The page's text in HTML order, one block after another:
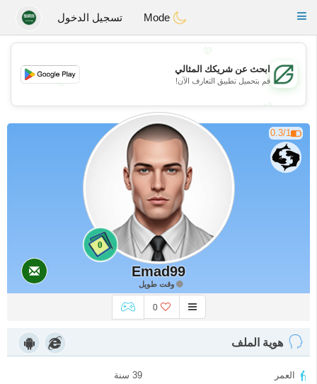
GulfDating
Toggle
تسجيل الدخول
💖
💕
💕
ابحث عن شريكك المثالي
قم بتحميل تطبيق التعارف الآن!
0.3/1
0
Emad99
وقت طويل
0
هوية الملف
العمر
39 سنة